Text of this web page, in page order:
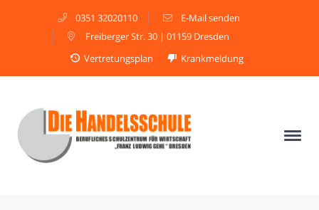
0351 32020110
E-Mail senden
Freiberger Str. 30 | 01159 Dresden
Vertretungsplan
Krankmeldung